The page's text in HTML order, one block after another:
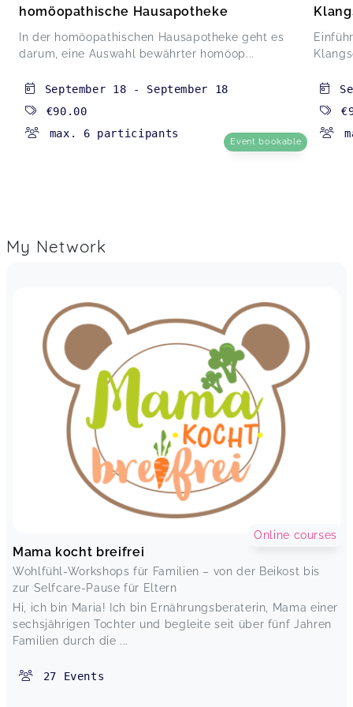
homöopathische Hausapotheke
In der homöopathischen Hausapotheke geht es
darum, eine Auswahl bewährter homöop...
September 18 - September 18
€90.00
max. 6 participants
Event bookable
My Network
Mama kocht breifrei
Wohlfühl-Workshops für Familien – von der Beikost bis
zur Selfcare-Pause für Eltern
Hi, ich bin Maria! Ich bin Ernährungsberaterin, Mama einer
sechsjährigen Tochter und begleite seit über fünf Jahren
Familien durch die ...
Online courses
27 Events